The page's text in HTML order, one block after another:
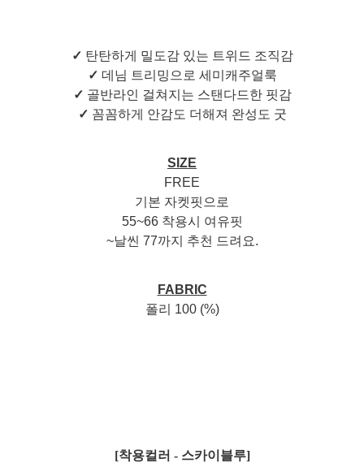
✓ 탄탄하게 밀도감 있는 트위드 조직감
✓ 데님 트리밍으로 세미캐주얼룩
✓ 골반라인 걸쳐지는 스탠다드한 핏감
✓ 꼼꼼하게 안감도 더해져 완성도 굿
SIZE
FREE
기본 자켓핏으로
55~66 착용시 여유핏
~날씬 77까지 추천 드려요.
FABRIC
폴리 100 (%)
[착용컬러 - 스카이블루]